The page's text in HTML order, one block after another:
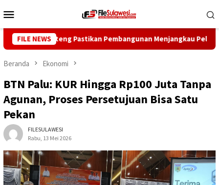
ke
Mobile
FILE NEWS
Sulteng Pastikan Pembangunan Menjangkau Pelosok
Beranda Ekonomi
BTN Palu: KUR Hingga Rp100 Juta Tanpa
Agunan, Proses Persetujuan Bisa Satu
Pekan
FILESULAWESI
Rabu, 13 Mei 2026